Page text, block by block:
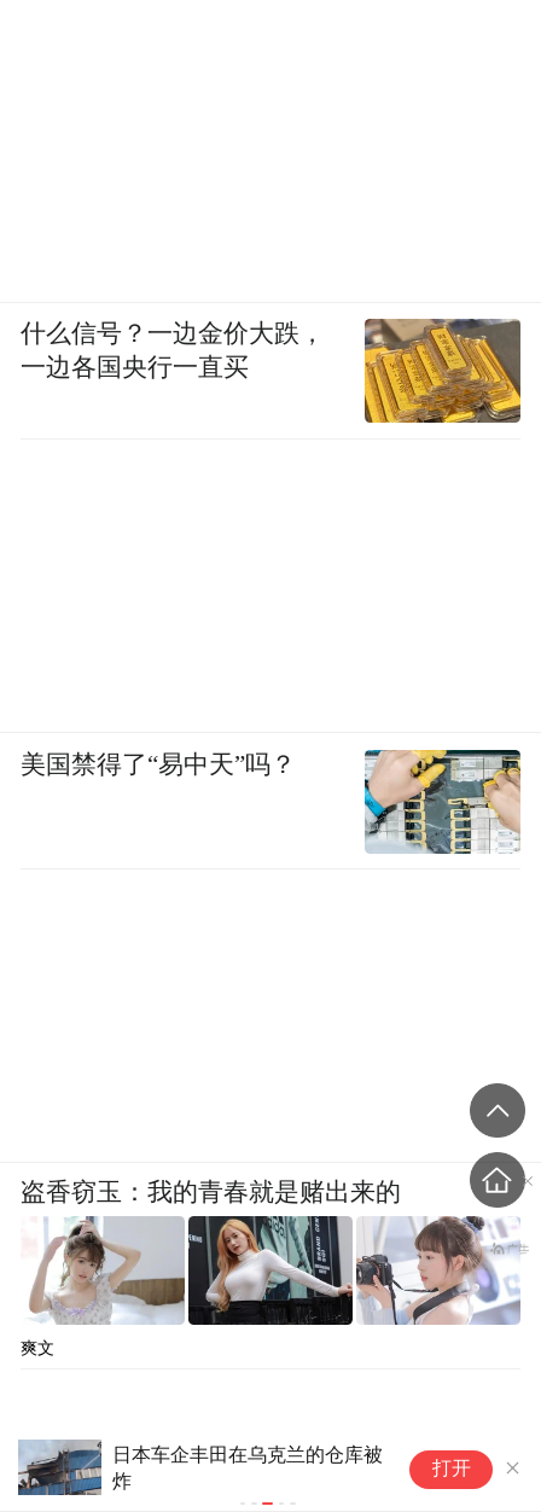
泽连斯基对中国有想法，当场下
达新指示，私下却和日、菲勾勾
打开
什么信号？一边金价大跌，
一边各国央行一直买
美国禁得了“易中天”吗？
盗香窃玉：我的青春就是赌出来的
爽文